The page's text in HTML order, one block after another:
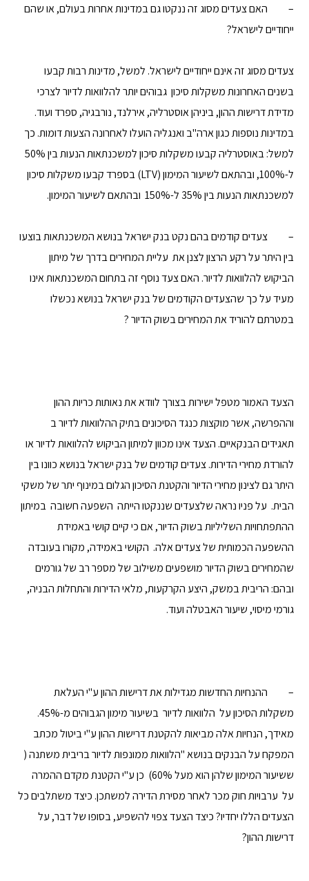
– האם צעדים מסוג זה ננקטו גם במדינות אחרות בעולם, או שהם
ייחודיים לישראל?
צעדים מסוג זה אינם ייחודיים לישראל. למשל, מדינות רבות קבעו
בשנים האחרונות משקלות סיכון גבוהים יותר להלוואות לדיור לצרכי
מדידת דרישות ההון, ביניהן אוסטרליה, אירלנד, נורבגיה, ספרד ועוד.
במדינות נוספות כגון ארה"ב ואנגליה הועלו לאחרונה הצעות דומות. כך
ל-100%, ובהתאם לשיעור המימון (LTV) בספרד קבעו משקלות סיכון
למשכנתאות הנעות בין 35% ל-150% ובהתאם לשיעור המימון.
– צעדים קודמים בהם נקט בנק ישראל בנושא המשכנתאות בוצעו
בין היתר על רקע הרצון לצנן את עליית המחירים בדרך של מיתון
הביקוש להלוואות לדיור. האם צעד נוסף זה בתחום המשכנתאות אינו
מעיד על כך שהצעדים הקודמים של בנק ישראל בנושא נכשלו
במטרתם להוריד את המחירים בשוק הדיור ?
הצעד האמור מטפל ישירות בצורך לוודא את נאותות כריות ההון
וההפרשה, אשר מוקצות כנגד הסיכונים בתיק ההלוואות לדיור ב
תאגידים הבנקאיים. הצעד אינו מכוון למיתון הביקוש להלוואות לדיור או
להורדת מחירי הדירות. צעדים קודמים של בנק ישראל בנושא כוונו בין
היתר גם לצינון מחירי הדיור והקטנת הסיכון הגלום במינוף יתר של משקי
הבית. על פניו נראה שלצעדים שננקטו הייתה השפעה חשובה במיתון
ההתפתחויות השליליות בשוק הדיור, אם כי קיים קושי באמידת
ההשפעה הכמותית של צעדים אלה. הקושי באמידה, מקורו בעובדה
שהמחירים בשוק הדיור מושפעים משילוב של מספר רב של גורמים
ובהם: הריבית במשק, היצע הקרקעות, מלאי הדירות והתחלות הבניה,
גורמי מיסוי, שיעור האבטלה ועוד.
– ההנחיות החדשות מגדילות את דרישות ההון ע"י העלאת
משקלות הסיכון על הלוואות לדיור בשיעור מימון הגבוהים מ-45%.
מאידך, הנחיות אלה מביאות להקטנת דרישות ההון ע"י ביטול מכתב
המפקח על הבנקים בנושא "הלוואות ממונפות לדיור בריבית משתנה (
ששיעור המימון שלהן הוא מעל 60%) כן ע"י הקטנת מקדם ההמרה
על ערבויות חוק מכר לאחר מסירת הדירה למשתכן. כיצד משתלבים כל
הצעדים הללו יחדיו? כיצד הצעד צפוי להשפיע, בסופו של דבר, על
דרישות ההון?